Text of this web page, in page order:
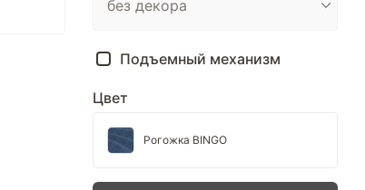
Подъемный механизм
Цвет
Рогожка BINGO